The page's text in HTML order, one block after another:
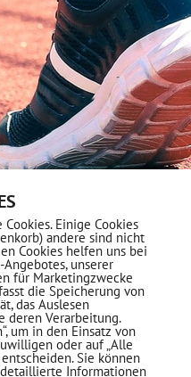
Einige Cookies
andere sind nicht
Cookies helfen uns bei
unserer
für Marketingzwecke
die Speicherung von
das Auslesen
deren Verarbeitung.
um in den Einsatz von
oder auf „Alle
Sie können
Informationen